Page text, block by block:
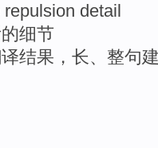
detail
细节
结果，长、整句